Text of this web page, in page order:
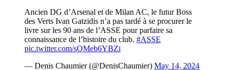
Ancien DG d’Arsenal et de Milan AC, le futur Boss
des Verts Ivan Gatzidis n’a pas tardé à se procurer le
livre sur les 90 ans de l’ASSE pour parfaire sa
connaissance de l’histoire du club. #ASSE
pic.twitter.com/sOMeb6YBZi
— Denis Chaumier (@DenisChaumier) May 14, 2024